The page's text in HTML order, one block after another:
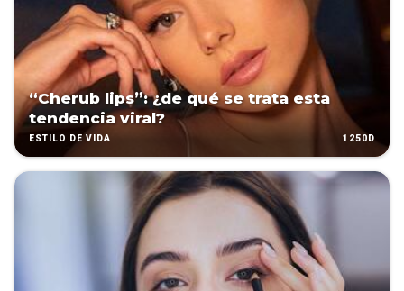
“Cherub lips”: ¿de qué se trata esta
tendencia viral?
ESTILO DE VIDA 1250D